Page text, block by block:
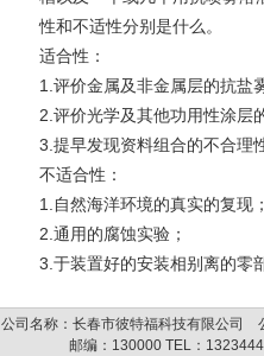
性和不适性分别是什么。
适合性：
1.评价金属及非金属层的抗盐
2.评价光学及其他功用性涂层
3.提早发现资料组合的不合理
不适合性：
1.自然海洋环境的真实的复现
2.通用的腐蚀实验；
3.于装置好的安装相别离的零
公司名称：长春市彼特福科技有限公司
邮编： 130000TEL：